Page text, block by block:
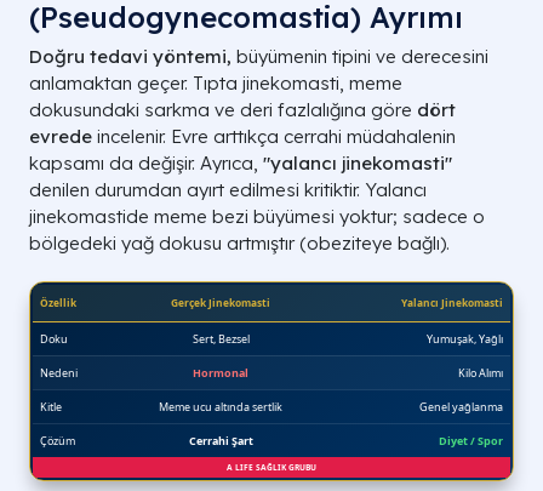
(Pseudogynecomastia) Ayrımı
Doğru tedavi yöntemi, büyümenin tipini ve derecesini
anlamaktan geçer. Tıpta jinekomasti, meme
dokusundaki sarkma ve deri fazlalığına göre dört
evrede incelenir. Evre arttıkça cerrahi müdahalenin
kapsamı da değişir. Ayrıca, "yalancı jinekomasti"
denilen durumdan ayırt edilmesi kritiktir. Yalancı
jinekomastide meme bezi büyümesi yoktur; sadece o
bölgedeki yağ dokusu artmıştır (obeziteye bağlı).